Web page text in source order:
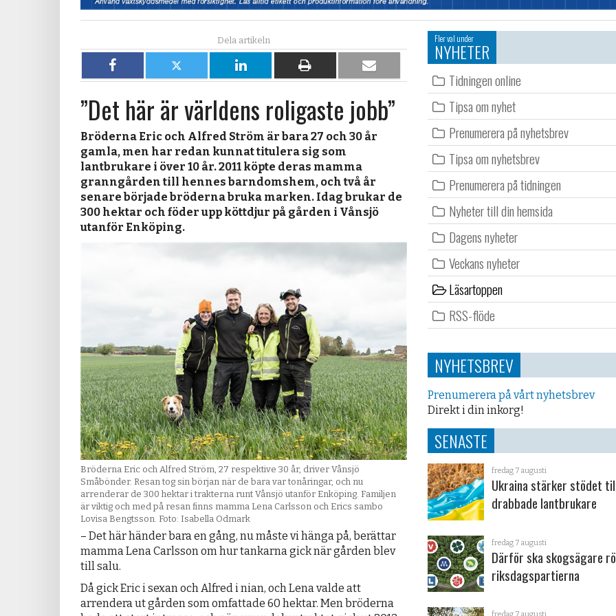
Dela
på
Facebook
Dela
på
X
Dela
på
LinkedIn
Dela
på
papper
Dela
per
e-
post
”Det här är världens roligaste jobb”
Bröderna Eric och Alfred Ström är bara 27 och 30 år
gamla, men har redan kunnat titulera sig som
lantbrukare i över 10 år. 2011 köpte deras mamma
granngården till hennes barndomshem, och två år
senare började bröderna bruka marken. Idag brukar de
300 hektar och föder upp köttdjur på gården i Vånsjö
utanför Enköping.
Bröderna Eric och Alfred Ström, 27 respektive 30 år, driver Vånsjö
Småbönder. Resan tog sin början när de bara var tonåringar, och nu
arrenderar de 300 hektar i trakterna runt Vånsjö utanför Enköping. Familjen
är viktig och med på resan finns mamma Lena Carlsson och Erics sambo
Lovisa Bengtsson. Foto: Isabella Odmark
– Det här händer bara en gång, nu måste vi hänga på, berättar
mamma Lena Carlsson om hur tankarna gick när gården blev
till salu.
Då gick Eric i sexan och Alfred i nian, och Lena valde att
arrendera ut gården som omfattade 60 hektar. Men bröderna
Fler val under
NYHETER
Tidningen online
Tipsa om nyhet
Prenumerera på nyhetsbrev
Tipsa om nyhetsbrev
Prenumerera på tidningen
Nyheter till din hemsida
Dagens nyheter
Veckans nyheter
Läsartoppen
RSS-flöde
NYHETSBREV
Prenumerera på vårt nyhetsbrev
Direkt i din inkorg!
SENASTE
fredag 7 augusti
Ukraina stärker stödet
drabbade lantbrukare
fredag 7 augusti
Därför ska skogsägare
riksdagspartierna